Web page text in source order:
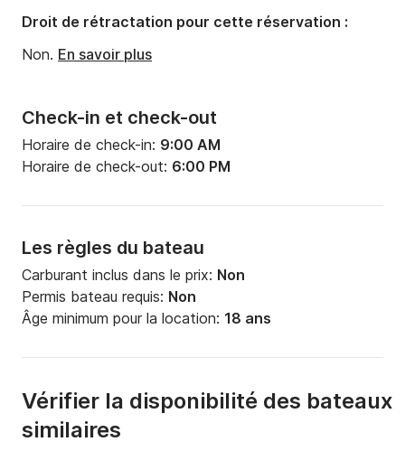
Check-in et check-out
Horaire de check-in: 9:00 AM
Horaire de check-out: 6:00 PM
Les règles du bateau
Carburant inclus dans le prix: Non
Permis bateau requis: Non
Âge minimum pour la location: 18 ans
Droit de rétractation pour cette réservation :
Non. En savoir plus
Vérifier la disponibilité des bateaux
similaires